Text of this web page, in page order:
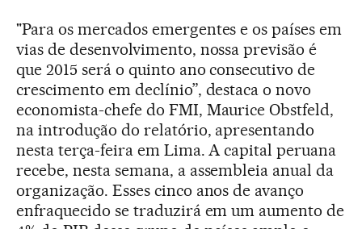
"Para os mercados emergentes e os países em
vias de desenvolvimento, nossa previsão é
que 2015 será o quinto ano consecutivo de
crescimento em declínio”, destaca o novo
economista-chefe do FMI, Maurice Obstfeld,
na introdução do relatório, apresentando
nesta terça-feira em Lima. A capital peruana
recebe, nesta semana, a assembleia anual da
organização. Esses cinco anos de avanço
enfraquecido se traduzirá em um aumento de